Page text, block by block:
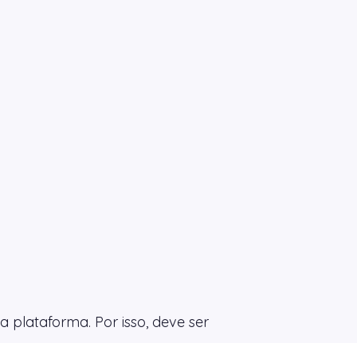
plataforma. Por isso, deve ser